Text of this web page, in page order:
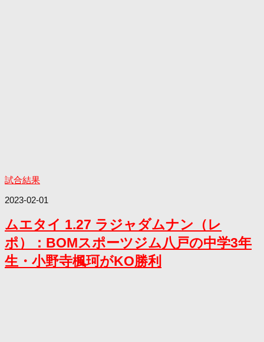
試合結果
2023-02-01
ムエタイ 1.27 ラジャダムナン（レ
ポ）：BOMスポーツジム八戸の中学3年
生・小野寺楓珂がKO勝利